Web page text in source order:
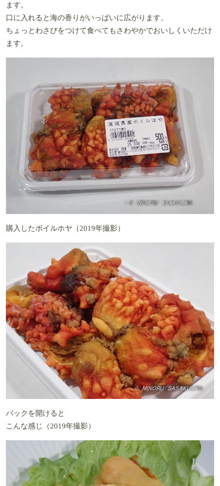
ます。
口に入れると海の香りがいっぱいに広がります。
ちょっとわさびをつけて食べてもさわやかでおいしくいただけ
ます。
購入したボイルホヤ（2019年撮影）
パックを開けると
こんな感じ（2019年撮影）